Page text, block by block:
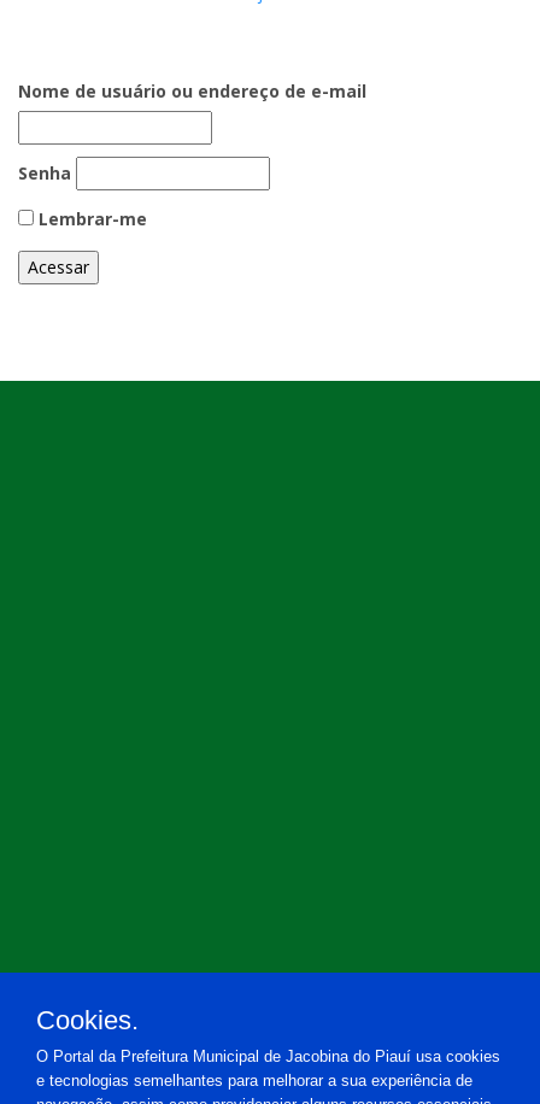
Nome de usuário ou endereço de e-mail
Senha
Lembrar-me
Cookies.
O Portal da Prefeitura Municipal de Jacobina do Piauí usa cookies
e tecnologias semelhantes para melhorar a sua experiência de